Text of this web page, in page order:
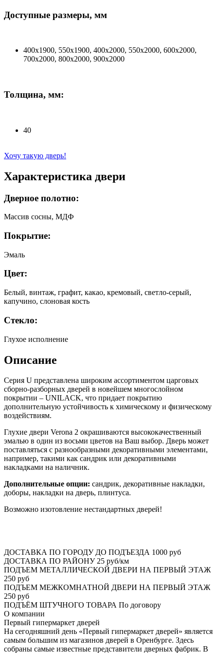
Доступные размеры, мм
400х1900, 550х1900, 400х2000, 550х2000, 600х2000,
700х2000, 800х2000, 900х2000
Толщина, мм:
40
Хочу такую дверь!
Характеристика двери
Дверное полотно:
Массив сосны, МДФ
Покрытие:
Эмаль
Цвет:
Белый, винтаж, графит, какао, кремовый, светло-серый,
капучино, слоновая кость
Стекло:
Глухое исполнение
Описание
Серия U представлена широким ассортиментом царговых
сборно-разборных дверей в новейшем многослойном
покрытии – UNILACK, что придает покрытию
дополнительную устойчивость к химическому и физическому
воздействиям.
Глухие двери Verona 2 окрашиваются высококачественный
эмалью в один из восьми цветов на Ваш выбор. Дверь может
поставляться с разнообразными декоративными элементами,
например, такими как сандрик или декоративными
накладками на наличник.
Дополнительные опции: сандрик, декоративные накладки,
доборы, накладки на дверь, плинтуса.
Возможно изотовление нестандартных дверей!
ДОСТАВКА ПО ГОРОДУ ДО ПОДЪЕЗДА 1000 руб
ДОСТАВКА ПО РАЙОНУ25 руб/км
ПОДЪЕМ МЕТАЛЛИЧЕСКОЙ ДВЕРИ НА ПЕРВЫЙ ЭТАЖ
250 руб
ПОДЪЕМ МЕЖКОМНАТНОЙ ДВЕРИ НА ПЕРВЫЙ ЭТАЖ
250 руб
ПОДЪЁМ ШТУЧНОГО ТОВАРА По договору
О компании
Первый гипермаркет дверей
На сегодняшний день «Первый гипермаркет дверей» является
самым большим из магазинов дверей в Оренбурге. Здесь
собраны самые известные представители дверных фабрик. В